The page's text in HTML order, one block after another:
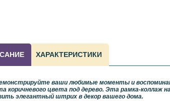
ХАРАКТЕРИСТИКИ
ваши любимые моменты и
коричневого цвета под дерево. Эта рамка-
элегантный штрих в декор вашего дома.